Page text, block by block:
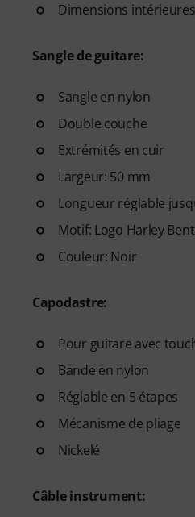
Dimensions intérieures
Sangle de guitare:
Sangle en nylon
Double couche
Extrémités en cuir
Largeur: 50 mm
Longueur réglable
Motif: Logo Harley
Couleur: Noir
Capodastre:
Pour guitare avec
Bande en nylon
Réglable en 5 étapes
Mécanisme de pliage
Nickelé
Câble instrument: